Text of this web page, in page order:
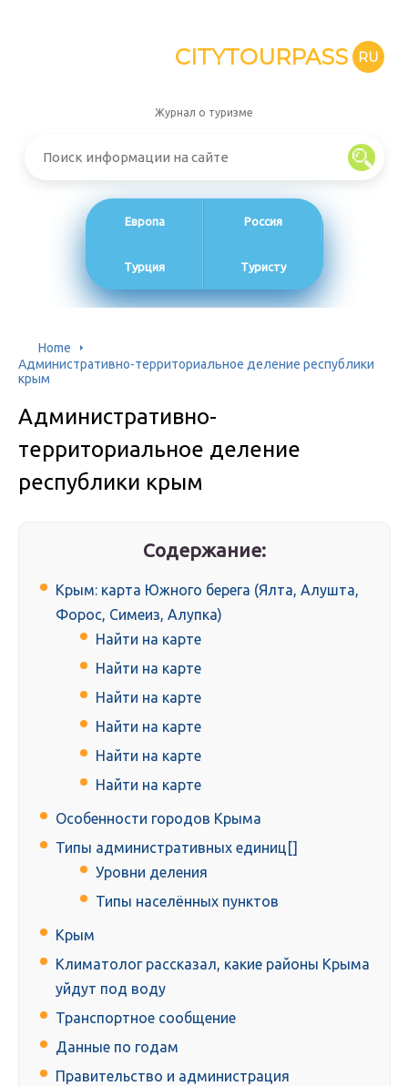
CITYTOURPASS RU
Журнал о туризме
Европа Россия
Турция Туристу
Home
Административно-территориальное деление республики
крым
Административно-
территориальное деление
республики крым
Содержание:
Крым: карта Южного берега (Ялта, Алушта,
Форос, Симеиз, Алупка)
Найти на карте
Найти на карте
Найти на карте
Найти на карте
Найти на карте
Найти на карте
Особенности городов Крыма
Типы административных единиц[]
Уровни деления
Типы населённых пунктов
Крым
Климатолог рассказал, какие районы Крыма
уйдут под воду
Транспортное сообщение
Данные по годам
Правительство и администрация